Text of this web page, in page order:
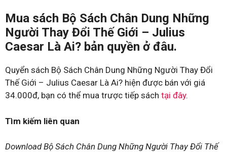
Mua sách Bộ Sách Chân Dung Những
Người Thay Đổi Thế Giới – Julius
Caesar Là Ai? bản quyền ở đâu.
Quyển sách Bộ Sách Chân Dung Những Người Thay Đổi
Thế Giới – Julius Caesar Là Ai? hiện được bán với giá
34.000đ, bạn có thể mua trược tiếp sách tại đây.
Tìm kiếm liên quan
Download Bộ Sách Chân Dung Những Người Thay Đổi Thế